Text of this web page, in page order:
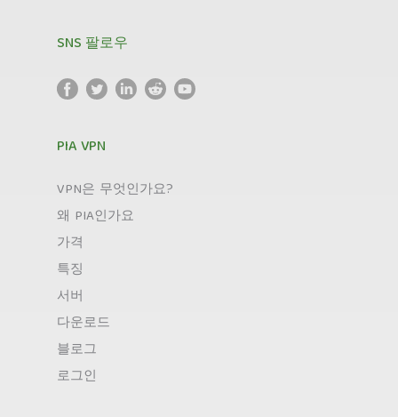
SNS 팔로우
PIA VPN
VPN은 무엇인가요?
왜 PIA인가요
가격
특징
서버
다운로드
블로그
로그인